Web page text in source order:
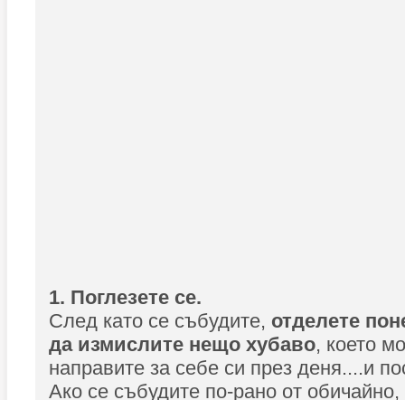
1. Поглезете се.
След като се събудите, отделете
да измислите нещо хубаво, което
направите за себе си през деня....и
Ако се събудите по-рано от